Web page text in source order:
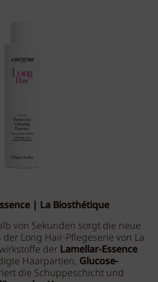
| La Biosthétique
von Sekunden sorgt die neue
Long Hair-Pflegeserie von La
der Lamellar-Essence
Haarpartien, Glucose-
die Schuppeschicht und